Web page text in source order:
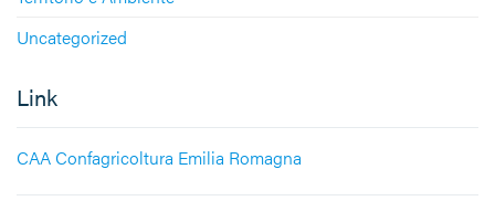
Uncategorized
Link
CAA Confagricoltura Emilia Romagna